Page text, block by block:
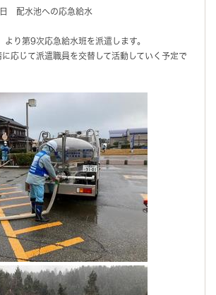
配水池への応急給水
り第9次応急給水班を派遣します。
応じて派遣職員を交替して活動していく予定で